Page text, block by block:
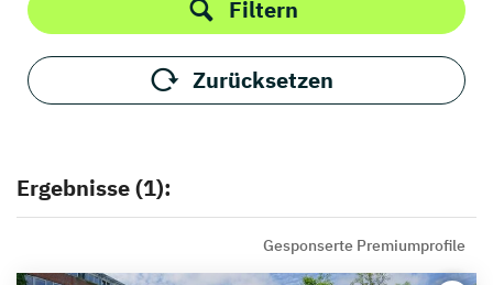
Filtern
Zurücksetzen
Ergebnisse (1):
Gesponserte Premiumprofile